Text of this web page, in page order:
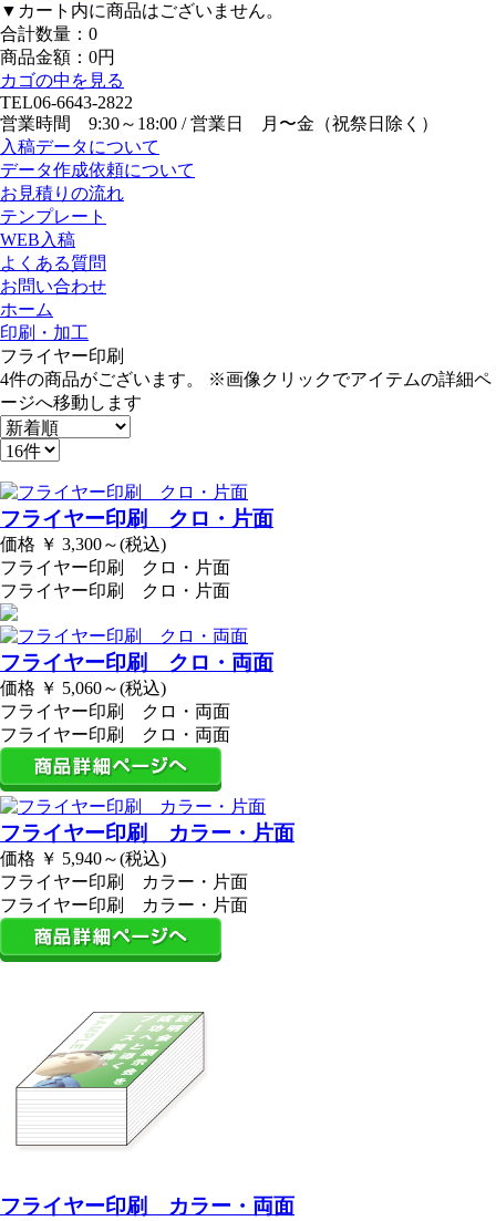
▼カート内に商品はございません。
合計数量： 0
商品金額： 0円
カゴの中を見る
TEL06-6643-2822
営業時間 9:30～18:00 / 営業日 月〜金（祝祭日除く）
入稿データについて
データ作成依頼について
お見積りの流れ
テンプレート
WEB入稿
よくある質問
お問い合わせ
ホーム
印刷・加工
フライヤー印刷
4件の商品がございます。 ※画像クリックでアイテムの詳細ペ
ージへ移動します
フライヤー印刷 クロ・片面
価格 ￥ 3,300～(税込)
フライヤー印刷 クロ・片面
フライヤー印刷 クロ・片面
フライヤー印刷 クロ・両面
価格 ￥ 5,060～(税込)
フライヤー印刷 クロ・両面
フライヤー印刷 クロ・両面
フライヤー印刷 カラー・片面
価格 ￥ 5,940～(税込)
フライヤー印刷 カラー・片面
フライヤー印刷 カラー・片面
フライヤー印刷 カラー・両面